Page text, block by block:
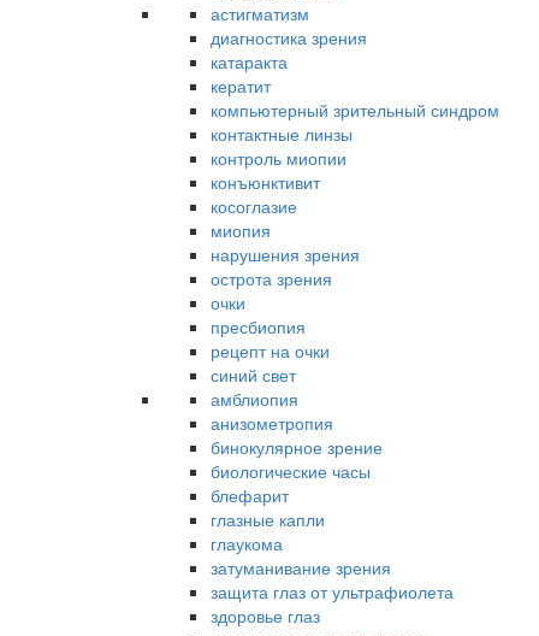
астигматизм
диагностика зрения
катаракта
кератит
компьютерный зрительный синдром
контактные линзы
контроль миопии
конъюнктивит
косоглазие
миопия
нарушения зрения
острота зрения
очки
пресбиопия
рецепт на очки
синий свет
амблиопия
анизометропия
бинокулярное зрение
биологические часы
блефарит
глазные капли
глаукома
затуманивание зрения
защита глаз от ультрафиолета
здоровье глаз